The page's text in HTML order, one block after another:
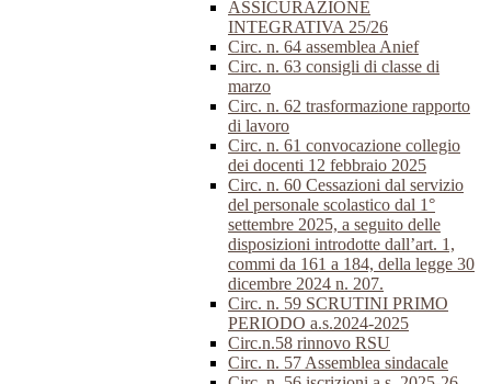
ASSICURAZIONE
INTEGRATIVA 25/26
Circ. n. 64 assemblea Anief
Circ. n. 63 consigli di classe di
marzo
Circ. n. 62 trasformazione rapporto
di lavoro
Circ. n. 61 convocazione collegio
dei docenti 12 febbraio 2025
Circ. n. 60 Cessazioni dal servizio
del personale scolastico dal 1°
settembre 2025, a seguito delle
disposizioni introdotte dall’art. 1,
commi da 161 a 184, della legge 30
dicembre 2024 n. 207.
Circ. n. 59 SCRUTINI PRIMO
PERIODO a.s.2024-2025
Circ.n.58 rinnovo RSU
Circ. n. 57 Assemblea sindacale